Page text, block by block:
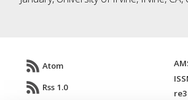
Atom
Rss 1.0